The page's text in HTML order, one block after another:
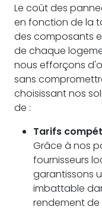
Le coût des
en fonction de la
des composants
de chaque
nous efforçons
sans
choisissant nos
de :
Tarifs
Grâce à nos
fournisseurs
garantissons
imbattable
rendement de